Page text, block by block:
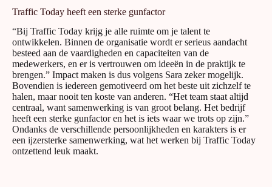
Traffic Today heeft een sterke gunfactor
“Bij Traffic Today krijg je alle ruimte om je talent te
ontwikkelen. Binnen de organisatie wordt er serieus aandacht
besteed aan de vaardigheden en capaciteiten van de
medewerkers, en er is vertrouwen om ideeën in de praktijk te
brengen.” Impact maken is dus volgens Sara zeker mogelijk.
Bovendien is iedereen gemotiveerd om het beste uit zichzelf te
halen, maar nooit ten koste van anderen. “Het team staat altijd
centraal, want samenwerking is van groot belang. Het bedrijf
heeft een sterke gunfactor en het is iets waar we trots op zijn.”
Ondanks de verschillende persoonlijkheden en karakters is er
een ijzersterke samenwerking, wat het werken bij Traffic Today
ontzettend leuk maakt.